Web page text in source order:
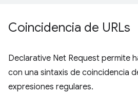
Coincidencia de URLs
Declarative Net Request permite
con una sintaxis de coincidencia
expresiones regulares.